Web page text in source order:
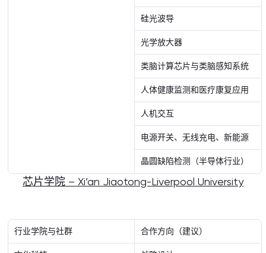
硅光波导
光学放大器
类脑计算芯片与类脑感知系统
人体健康监测和医疗康复应用
人机交互
电源开关、无线充电、新能源
晶圆缺陷检测（半导体行业）
芯片学院 – Xi’an Jiaotong-Liverpool University
行业学院与社群 合作方向（建议）